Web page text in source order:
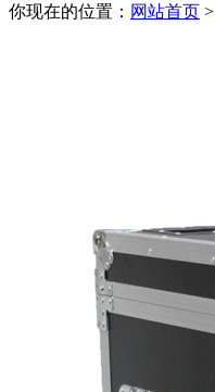
你现在的位置： 网站首页 >